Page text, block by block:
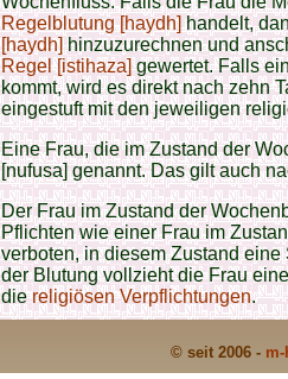
Regelblutung [haydh]handelt,
[haydh]hinzuzurechnen und
Regel [istihaza]gewertet. Falls
kommt, wird es direkt nach zehn
eingestuft mit den jeweiligen
Eine Frau, die im Zustand der
[nufusa] genannt. Das gilt auch
Der Frau im Zustand der
Pflichten wie einer Frau im
verboten, in diesem Zustand
der Blutung vollzieht die Frau
diereligiösen Verpflichtungen.
© seit 2006 -